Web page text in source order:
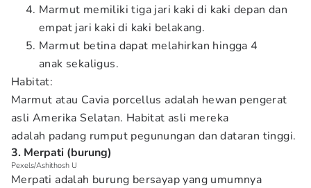
Marmut memiliki tiga jari kaki di kaki depan dan
empat jari kaki di kaki belakang.
Marmut betina dapat melahirkan hingga 4
anak sekaligus.
Habitat:
Marmut atau Cavia porcellus adalah hewan pengerat
asli Amerika Selatan. Habitat asli mereka
adalah padang rumput pegunungan dan dataran tinggi. ​​
3. Merpati (burung)
Pexels/Ashithosh U
Merpati adalah burung bersayap yang umumnya